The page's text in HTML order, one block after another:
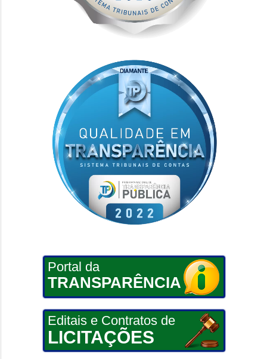
Portal da
TRANSPARÊNCIA
Editais e Contratos de
LICITAÇÕES